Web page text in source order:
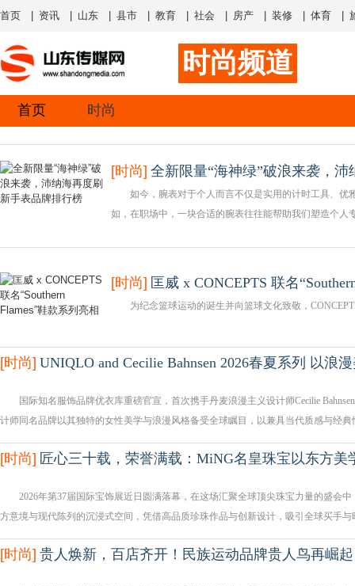
首页 资讯 山东 县市 教育 社会 房产 装修 体育
时尚频道
首页 时尚
[时尚] 全新限量“海神绿”破浪来袭，
如今，腕表对于个人而言不仅是实用的计时工具、优
如，在职场中，一块合适的腕表往往能帮助我们塑造个人
[时尚] 匡威 x CONCEPTS 联名
为纪念篮球运动的诞生并向篮球文化致敬，
[时尚] UNIQLO and Cecilie Bahnsen 2026春夏系列 以浪
国际知名服饰品牌优衣库重磅官宣，首次携手丹麦浪漫主义设计师Cecilie Bahnsen
计师同名品牌以其独特的女性美学与浪漫风格备受全球瞩目，以兼具当代质感与经典
[时尚] 匠心三十载，荣誉满载：MiNG名皇珠宝以东方美
2026年第37届国际宝饰展近日圆满落幕，在这场汇聚全球顶尖珠宝力量的盛会
方意境与现代陈列的沉浸式空间，凭借高品质珍珠作品与创新设计，吸引全球买手与
[时尚] 贵人焕新，百店齐开！民族运动品牌贵人鸟再崛起